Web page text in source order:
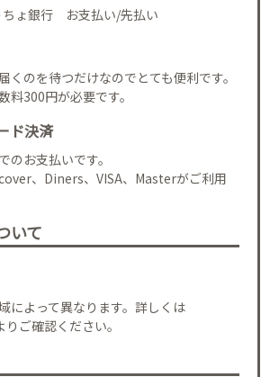
ちょ銀行 お支払い/先払い
くのを待つだけなのでとても便利です。
料300円が必要です。
ド決済
のお支払いです。
、Diners、VISA、Masterがご利用
いて
によって異なります。詳しくは
りご確認ください。